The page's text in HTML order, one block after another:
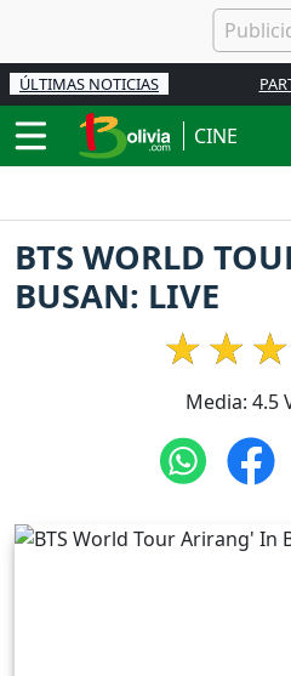
ÚLTIMAS NOTICIAS
CINE
BTS WORLD
BUSAN: LIVE
Media: 4.5